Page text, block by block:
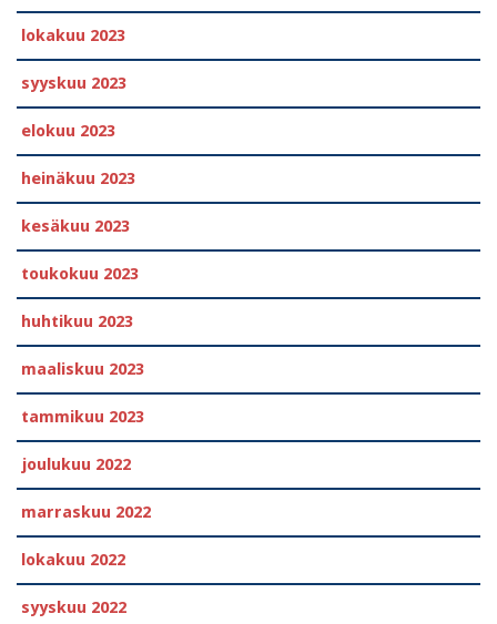
lokakuu 2023
syyskuu 2023
elokuu 2023
heinäkuu 2023
kesäkuu 2023
toukokuu 2023
huhtikuu 2023
maaliskuu 2023
tammikuu 2023
joulukuu 2022
marraskuu 2022
lokakuu 2022
syyskuu 2022